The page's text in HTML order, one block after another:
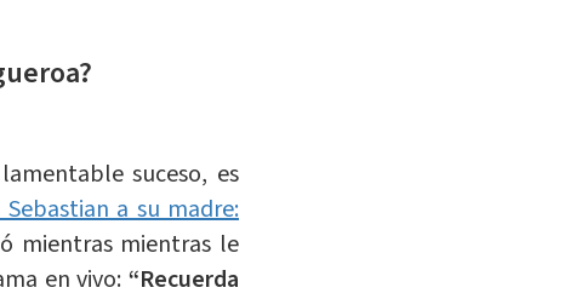
suceso, es
a su madre:
mientras mientras le
en vivo: “Recuerda